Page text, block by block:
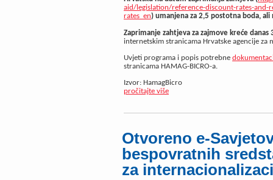
aid/legislation/reference-discount-rates-
rates_en) umanjena za 2,5 postotna boda, ali
Zaprimanje zahtjeva za zajmove kreće
internetskim stranicama Hrvatske agencije za
Uvjeti programa i popis potrebne
stranicama HAMAG-BICRO-a.
Izvor: HamagBicro
pročitajte više
Otvoreno e-
bespovratnih
za